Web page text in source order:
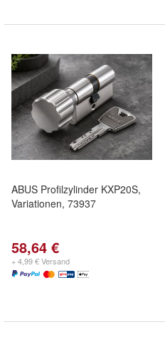
ABUS Profilzylinder KXP20S,
Variationen, 73937
58,64 €
+ 4,99 € Versand